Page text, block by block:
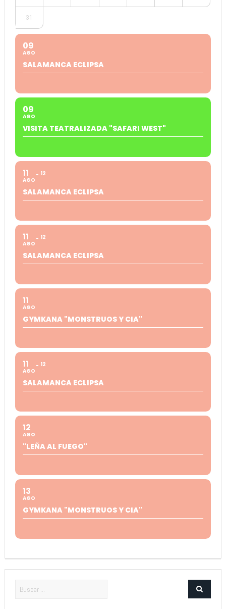
31
09
AGO
SALAMANCA ECLIPSA
09
AGO
VISITA TEATRALIZADA "SAFARI WEST"
11
AGO
12
SALAMANCA ECLIPSA
11
AGO
12
SALAMANCA ECLIPSA
11
AGO
GYMKANA "MONSTRUOS Y CIA"
11
AGO
12
SALAMANCA ECLIPSA
12
AGO
"LEÑA AL FUEGO"
13
AGO
GYMKANA "MONSTRUOS Y CIA"